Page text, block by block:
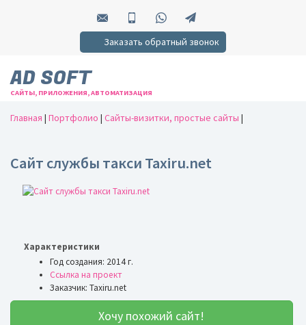
Заказать обратный звонок
AD SOFT
САЙТЫ, ПРИЛОЖЕНИЯ, АВТОМАТИЗАЦИЯ
Главная | Портфолио | Сайты-визитки, простые сайты |
Сайт службы такси Taxiru.net
Характеристики
Год создания: 2014 г.
Ссылка на проект
Заказчик: Taxiru.net
Хочу похожий сайт!